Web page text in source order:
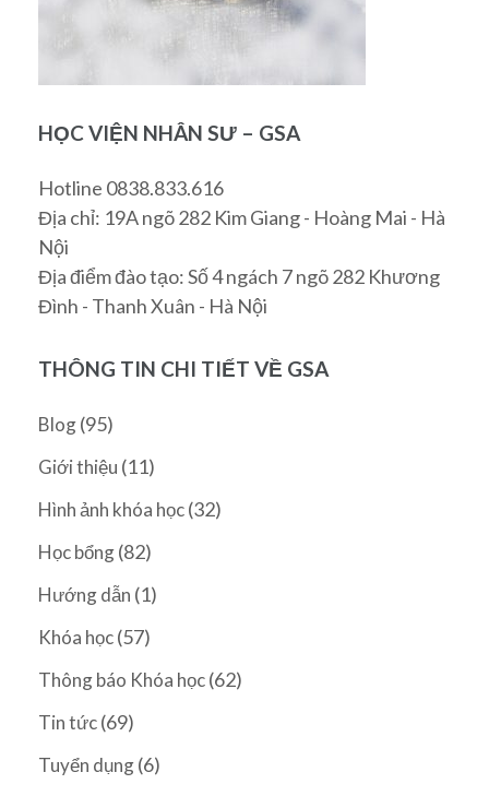
HỌC VIỆN NHÂN SƯ – GSA
Hotline 0838.833.616
Địa chỉ: 19A ngõ 282 Kim Giang - Hoàng Mai - Hà
Nội
Địa điểm đào tạo: Số 4 ngách 7 ngõ 282 Khương
Đình - Thanh Xuân - Hà Nội
THÔNG TIN CHI TIẾT VỀ GSA
Blog(95)
Giới thiệu (11)
Hình ảnh khóa học(32)
Học bổng(82)
Hướng dẫn (1)
Khóa học(57)
Thông báo Khóa học(62)
Tin tức(69)
Tuyển dụng(6)